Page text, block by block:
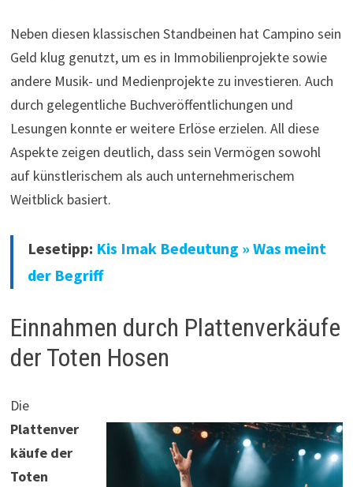
Neben diesen klassischen Standbeinen hat Campino sein
Geld klug genutzt, um es in Immobilienprojekte sowie
andere Musik- und Medienprojekte zu investieren. Auch
durch gelegentliche Buchveröffentlichungen und
Lesungen konnte er weitere Erlöse erzielen. All diese
Aspekte zeigen deutlich, dass sein Vermögen sowohl
auf künstlerischem als auch unternehmerischem
Weitblick basiert.
Lesetipp: Kis Imak Bedeutung » Was meint
der Begriff
Einnahmen durch Plattenverkäufe
der Toten Hosen
Die
Plattenver
käufe der
Toten